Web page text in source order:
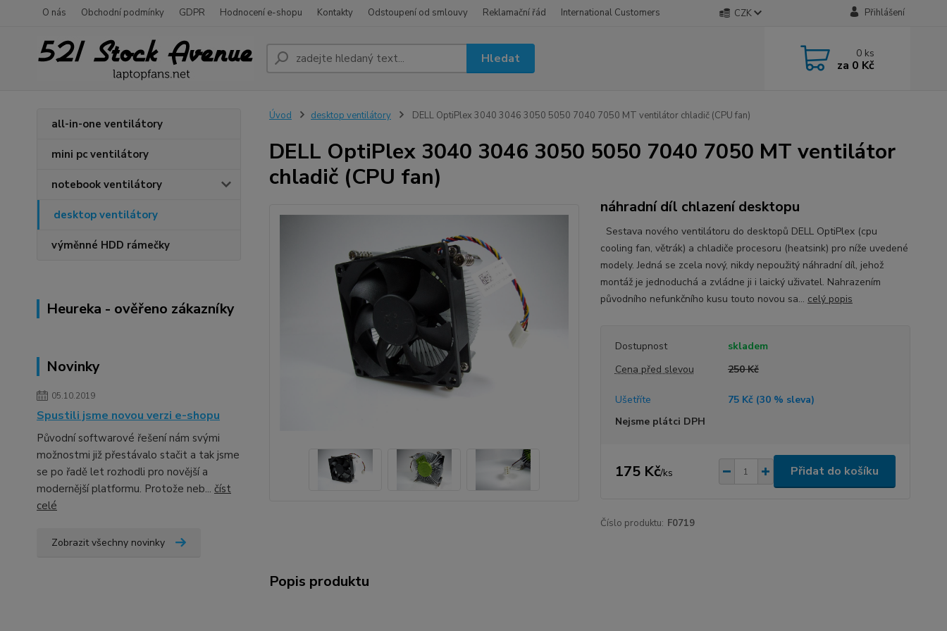
O nás Obchodní podmínky GDPR Hodnocení e-shopu Kontakty Odstoupení od smlouvy Reklamační řád International Customers CZK Přihlášení
Hledat 0 ks
za 0 Kč
all-in-one ventilátory
mini pc ventilátory
notebook ventilátory
desktop ventilátory
výměnné HDD rámečky
Novinky
05.10.2019
Spustili jsme novou verzi e-shopu
Původní softwarové řešení nám svými
možnostmi již přestávalo stačit a tak jsme
se po řadě let rozhodli pro novější a
modernější platformu. Protože neb... číst
celé
Zobrazit všechny novinky
Heureka - ověřeno zákazníky
Úvod desktop ventilátory DELL OptiPlex 3040 3046 3050 5050 7040 7050 MT ventilátor chladič (CPU fan)
DELL OptiPlex 3040 3046 3050 5050 7040 7050 MT ventilátor
chladič (CPU fan)
náhradní díl chlazení desktopu
Sestava nového ventilátoru do desktopů DELL OptiPlex (cpu
cooling fan, větrák) a chladiče procesoru (heatsink) pro níže uvedené
modely. Jedná se zcela nový, nikdy nepoužitý náhradní díl, jehož
montáž je jednoduchá a zvládne ji i laický uživatel. Nahrazením
původního nefunkčního kusu touto novou sa... celý popis
Dostupnost
skladem
Cena před slevou
250 Kč
Ušetříte 75 Kč (30% sleva)
Nejsme plátci DPH
175 Kč/ks Přidat do košíku
Číslo produktu: F0719
Popis produktu